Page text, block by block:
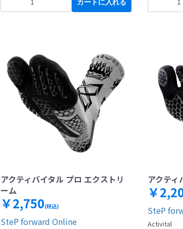
カートに入れる
アクティバイタル プロ エクストリ
ーム
￥2,750(税込)
SteP forward Online
アクティ
￥
SteP
Activital